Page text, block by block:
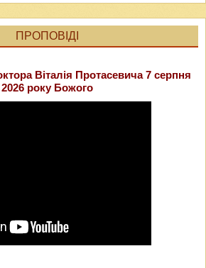
ПРОПОВІДІ
Віталія Протасевича 7 серпня
2026 року Божого